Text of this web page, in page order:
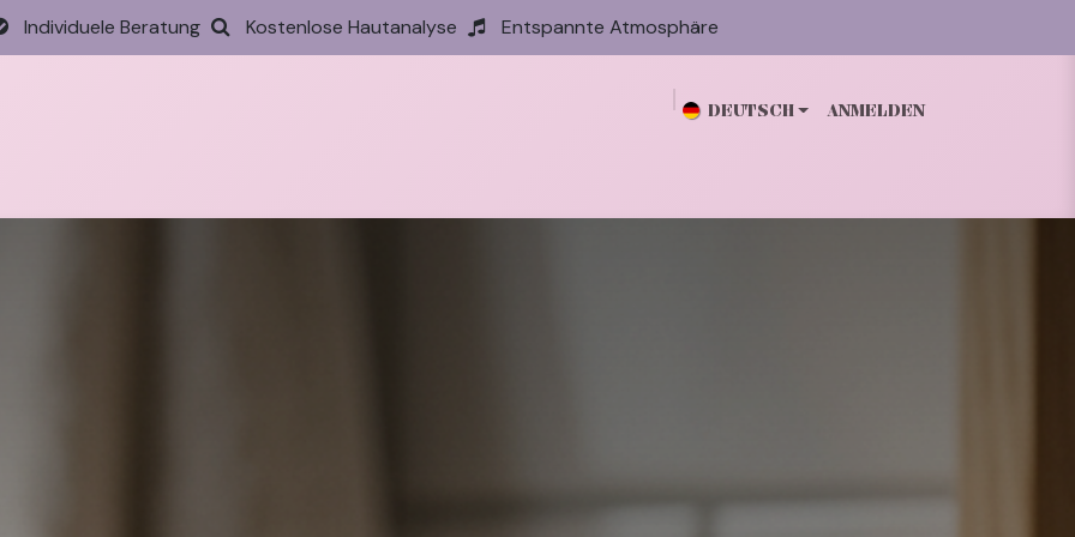
Individuele Beratung Kostenlose Hautanalyse Entspannte Atmosphäre
DEUTSCH ANMELDEN